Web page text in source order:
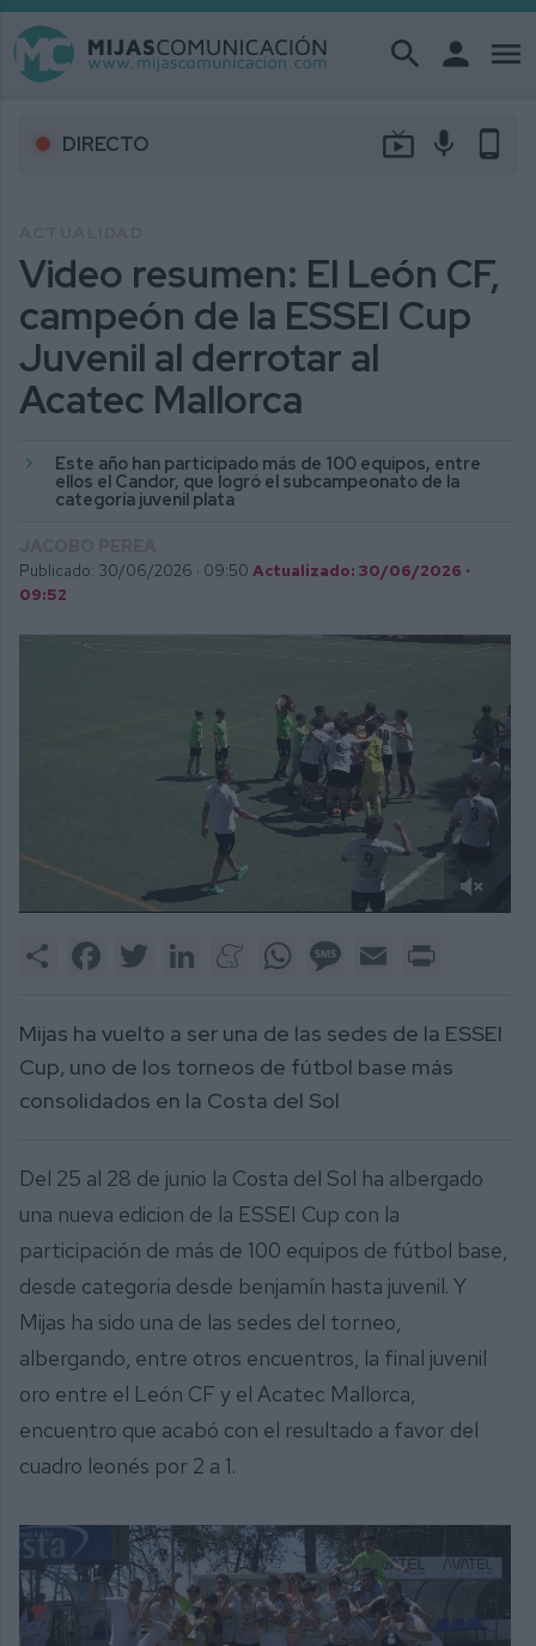
search person menu
DIRECTO live_tv mic phone_android
Video resumen: El León CF,
campeón de la ESSEI Cup
Juvenil al derrotar al
Acatec Mallorca
Este año han participado más de 100 equipos, entre
ellos el Candor, que logró el subcampeonato de la
categoría juvenil plata
Publicado: 30/06/2026 · 09:50 Actualizado: 30/06/2026 ·
09:52
1
Share FacebookTwitter LinkedInMeneameWhatsAppMessage
Email
Mijas ha vuelto a ser una de las sedes de la ESSEI
Cup, uno de los torneos de fútbol base más
consolidados en la Costa del Sol
Del 25 al 28 de junio la Costa del Sol ha albergado
una nueva edicion de la ESSEI Cup con la
participación de más de 100 equipos de fútbol base,
desde categoria desde benjamín hasta juvenil. Y
Mijas ha sido una de las sedes del torneo,
albergando, entre otros encuentros, la final juvenil
oro entre el León CF y el Acatec Mallorca,
encuentro que acabó con el resultado a favor del
cuadro leonés por 2 a 1.